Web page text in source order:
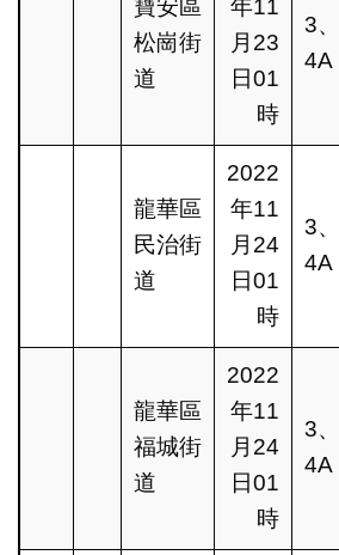
寶安區
松崗街
道
年11
月23
日01
時
3、
4A
龍華區
民治街
道
2022
年11
月24
日01
時
3、
4A
龍華區
福城街
道
2022
年11
月24
日01
時
3、
4A